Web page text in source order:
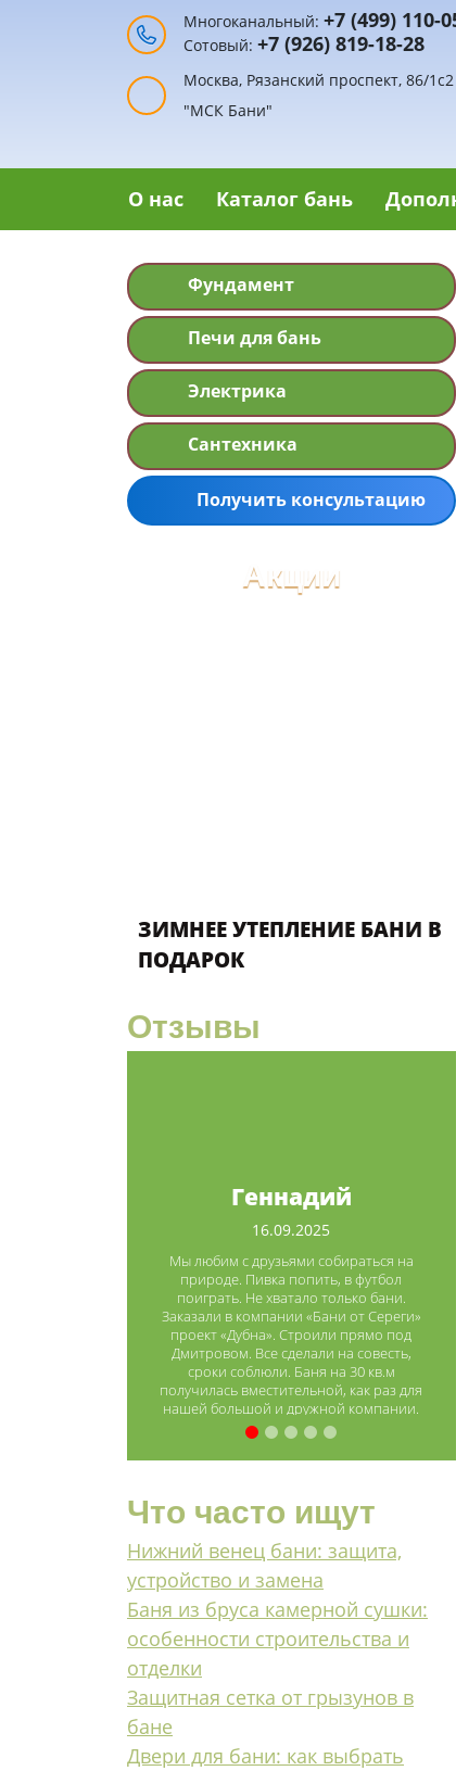
Многоканальный: +7 (499) 110-
Сотовый: +7 (926) 819-18-28
Москва, Рязанский проспект, 86/1с2
"МСК Бани"
О нас Каталог бань
Фундамент
Печи для бань
Электрика
Сантехника
Получить консультацию
Акции
ЗИМНЕЕ УТЕПЛЕНИЕ БАНИ В
ПОДАРОК
Отзывы
Геннадий
16.09.2025
Мы любим с друзьями собираться на
природе. Пивка попить, в футбол
поиграть. Не хватало только бани.
Заказали в компании «Бани от Сереги»
проект «Дубна». Строили прямо под
Дмитровом. Все сделали на совесть,
сроки соблюли. Баня на 30 кв.м
получилась вместительной, как раз для
нашей большой и дружной компании.
Уже попробовали, всем понравилось.
Что часто ищут
Нижний венец бани: защита,
устройство и замена
Баня из бруса камерной сушки:
особенности строительства и
отделки
Защитная сетка от грызунов в
бане
Двери для бани: как выбрать